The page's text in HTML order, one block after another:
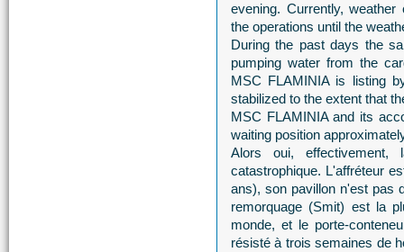
evening. Currently,
the operations until the
During the past days the
pumping water from the
MSC FLAMINIA is listing
stabilized to the extent that
MSC FLAMINIA and its
waiting position
Alors oui,
catastrophique. L'affréteur
ans), son pavillon n'est pas
remorquage (Smit) est la
monde, et le porte-
résisté à trois semaines de